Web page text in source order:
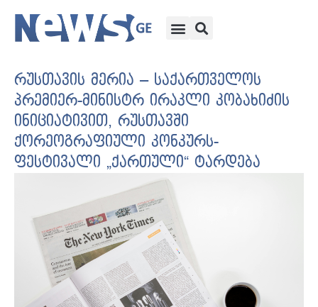
რუსთავის მერია – საქართველოს
პრემიერ-მინისტრ ირაკლი კობახიძის
ინიციატივით, რუსთავში
ქორეოგრაფიული კონკურს-
ფესტივალი „ქართული“ ტარდება